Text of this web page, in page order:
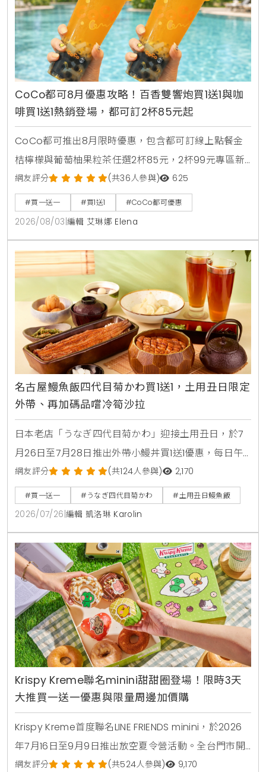
CoCo都可8月優惠攻略！百香雙響炮買1送1與咖
啡買1送1熱銷登場，都可訂2杯85元起
CoCo都可推出8月限時優惠，包含都可訂線上點餐金
桔檸檬與葡萄柚果粒茶任選2杯85元，2杯99元專區新
上架粉角檸檬冬瓜，每週一二指定咖啡買1送1，8月5日
週三好友日更祭出百香雙響炮買1送1優惠。
網友評分 (共36人參與) 625
#買一送一 #買1送1 #CoCo都可優惠
2026/08/03 編輯 艾琳娜 Elena
名古屋鰻魚飯四代目菊かわ買1送1，土用丑日限定
外帶、再加碼品嚐冷筍沙拉
日本老店「うなぎ四代目菊かわ」迎接土用丑日，於7
月26日至7月28日推出外帶小鰻丼買1送1優惠，每日午
晚餐各限量15組。即日起至8月31日同步開賣「夏鰻雙
饗宴」特價2450元與全新單品冷筍沙拉，提供最道地
的日本夏日食補饗宴。
網友評分 (共124人參與) 2,170
#買一送一 #うなぎ四代目菊かわ #土用丑日鰻魚飯
2026/07/26 編輯 凱洛琳 Karolin
Krispy Kreme聯名minini甜甜圈登場！限時3天
大推買一送一優惠與限量周邊加價購
Krispy Kreme首度聯名LINE FRIENDS minini，於2026
年7月16日至9月9日推出放空夏令營活動。全台門市開
賣4款角色甜甜圈，包含草莓甜心、玉米拿鐵、焦糖牛
網友評分 (共524人參與) 9,170